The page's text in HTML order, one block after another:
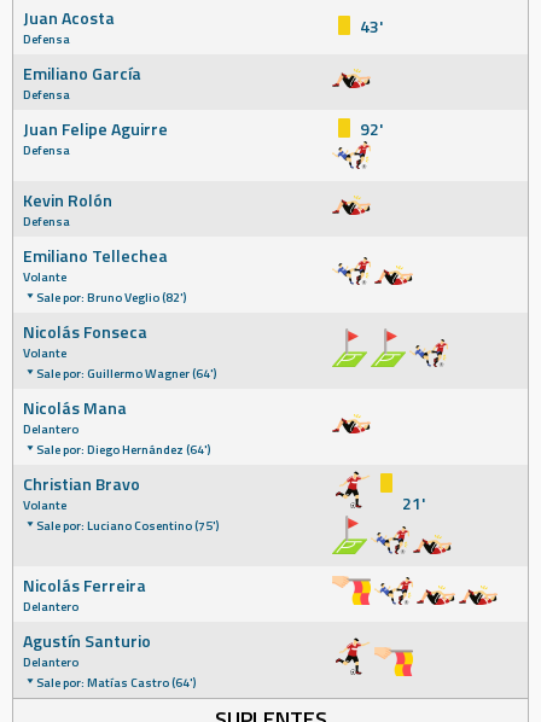
Juan Acosta
Defensa
43'
Emiliano García
Defensa
Juan Felipe Aguirre
Defensa
92'
Kevin Rolón
Defensa
Emiliano Tellechea
Volante
Sale por: Bruno Veglio (82')
Nicolás Fonseca
Volante
Sale por: Guillermo Wagner (64')
Nicolás Mana
Delantero
Sale por: Diego Hernández (64')
Christian Bravo
Volante
Sale por: Luciano Cosentino (75')
21'
Nicolás Ferreira
Delantero
Agustín Santurio
Delantero
Sale por: Matías Castro (64')